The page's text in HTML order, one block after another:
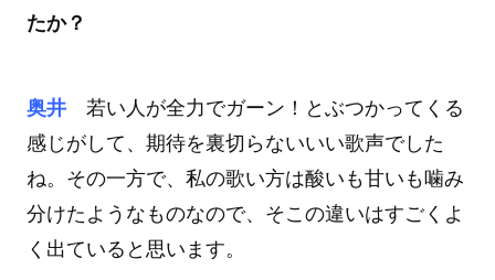
たか？
奥井若い人が全力でガーン！とぶつかってくる
感じがして、期待を裏切らないいい歌声でした
ね。その一方で、私の歌い方は酸いも甘いも噛み
分けたようなものなので、そこの違いはすごくよ
く出ていると思います。